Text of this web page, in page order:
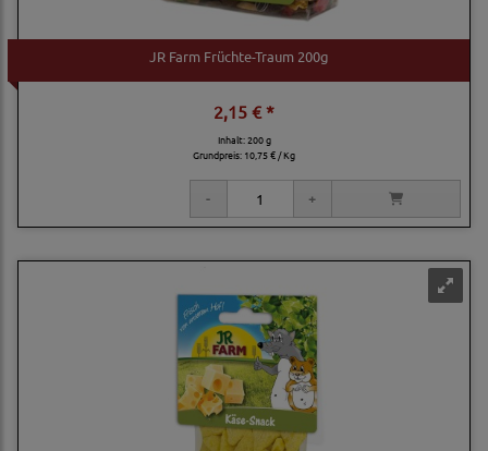
JR Farm Früchte-Traum 200g
2,15 € *
Inhalt: 200 g
Grundpreis: 10,75 € / Kg